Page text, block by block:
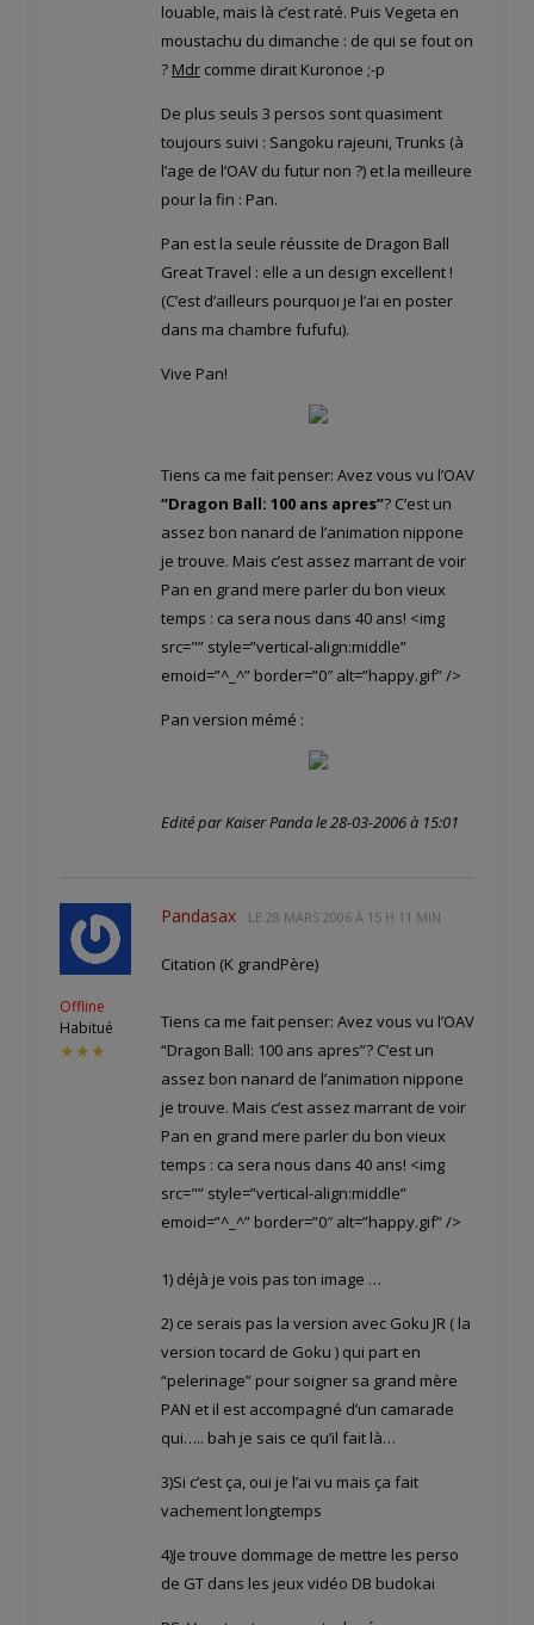
louable, mais là c’est raté. Puis Vegeta en
moustachu du dimanche : de qui se fout on
? Mdr comme dirait Kuronoe ;-p
De plus seuls 3 persos sont quasiment
toujours suivi : Sangoku rajeuni, Trunks (à
l’age de l’OAV du futur non ?) et la meilleure
pour la fin : Pan.
Pan est la seule réussite de Dragon Ball
Great Travel : elle a un design excellent !
(C’est d’ailleurs pourquoi je l’ai en poster
dans ma chambre fufufu).
Vive Pan!
Tiens ca me fait penser: Avez vous vu l’OAV
“Dragon Ball: 100 ans apres”? C’est un
assez bon nanard de l’animation nippone
je trouve. Mais c’est assez marrant de voir
Pan en grand mere parler du bon vieux
temps : ca sera nous dans 40 ans! <img
src="” style=”vertical-align:middle”
emoid=”^_^” border=”0″ alt=”happy.gif” />
Pan version mémé :
Edité par Kaiser Panda le 28-03-2006 à 15:01
Offline
Habitué
★★★
Pandasax LE 28 MARS 2006 À 15 H 11 MIN
Citation (K grandPère)
Tiens ca me fait penser: Avez vous vu l’OAV
“Dragon Ball: 100 ans apres”? C’est un
assez bon nanard de l’animation nippone
je trouve. Mais c’est assez marrant de voir
Pan en grand mere parler du bon vieux
temps : ca sera nous dans 40 ans! <img
src="” style=”vertical-align:middle”
emoid=”^_^” border=”0″ alt=”happy.gif” />
1) déjà je vois pas ton image …
2) ce serais pas la version avec Goku JR ( la
version tocard de Goku ) qui part en
“pelerinage” pour soigner sa grand mère
PAN et il est accompagné d’un camarade
qui….. bah je sais ce qu’il fait là…
3)Si c’est ça, oui je l’ai vu mais ça fait
vachement longtemps
4)Je trouve dommage de mettre les perso
de GT dans les jeux vidéo DB budokai